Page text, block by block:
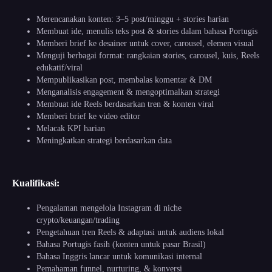
Merencanakan konten: 3–5 post/minggu + stories harian
Membuat ide, menulis teks post & stories dalam bahasa Portugis
Memberi brief ke desainer untuk cover, carousel, elemen visual
Menguji berbagai format: rangkaian stories, carousel, kuis, Reels
edukatif/viral
Mempublikasikan post, membalas komentar & DM
Menganalisis engagement & mengoptimalkan strategi
Membuat ide Reels berdasarkan tren & konten viral
Memberi brief ke video editor
Melacak KPI harian
Meningkatkan strategi berdasarkan data
Kualifikasi:
Pengalaman mengelola Instagram di niche
crypto/keuangan/trading
Pengetahuan tren Reels & adaptasi untuk audiens lokal
Bahasa Portugis fasih (konten untuk pasar Brasil)
Bahasa Inggris lancar untuk komunikasi internal
Pemahaman funnel, nurturing, & konversi